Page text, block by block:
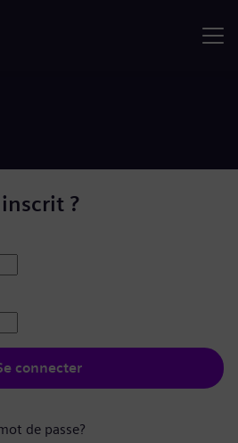
?
et mot de passe
connecter
de passe?